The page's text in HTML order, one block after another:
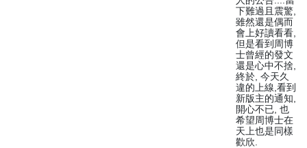
下難過且震驚,
雖然還是偶而
會上好讀看看,
但是看到周博
士曾經的發文
還是心中不捨,
終於, 今天久
違的上線,看到
新版主的通知,
開心不已, 也
希望周博士在
天上也是同樣
歡欣.